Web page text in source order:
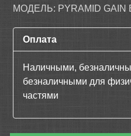
МОДЕЛЬ: PYRAMID
Оплата
Наличными,
безналичными для
частями